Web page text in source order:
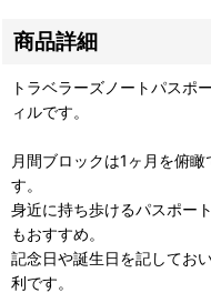
商品詳細
トラベラーズノートパスポ
ィルです。
月間ブロックは1ヶ月を俯
す。
身近に持ち歩けるパスポー
もおすすめ。
記念日や誕生日を記してお
利です。